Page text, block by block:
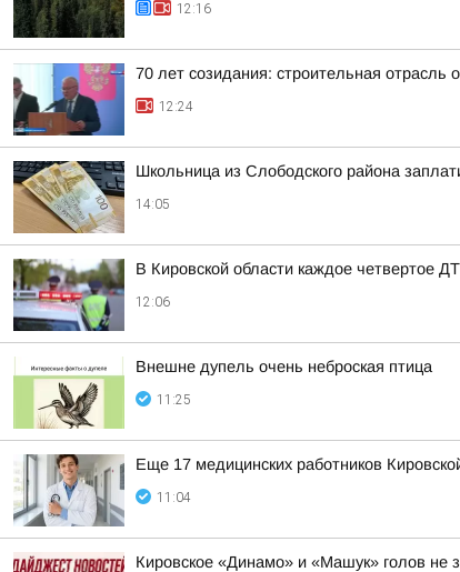
12:16
70 лет созидания: строительная отрасль
12:24
Школьница из Слободского района
14:05
В Кировской области каждое четвертое
12:06
Внешне дупель очень неброская птица
11:25
Еще 17 медицинских работников
11:04
Кировское «Динамо» и «Машук» голов